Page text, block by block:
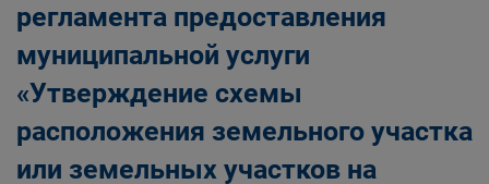
регламента предоставления
муниципальной услуги
«Утверждение схемы
расположения земельного участка
или земельных участков на